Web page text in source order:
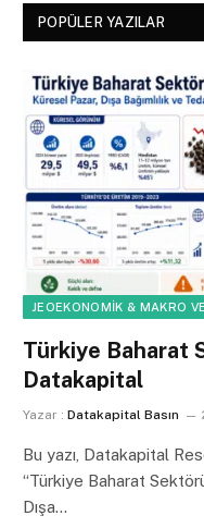
POPÜLER YAZILAR
JEOEKONOMIK & MAKRO
Türkiye Baharat
Datakapital
Yazar : Datakapital Basın
Bu yazı, Datakapital
“Türkiye Baharat
Dışa…